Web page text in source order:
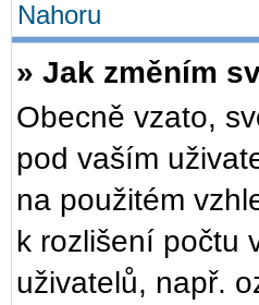
Nahoru
» Jak změním
Obecně vzato,
pod vaším
na použitém
k rozlišení počtu
uživatelů, např.